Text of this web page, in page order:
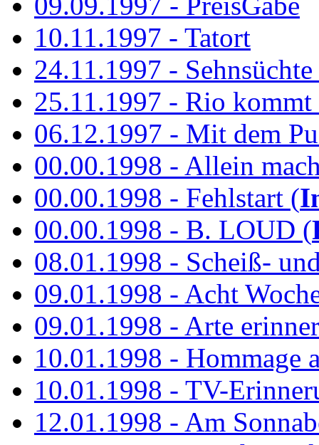
10.11.1997 - Tatort
24.11.1997 -
25.11.1997 - Rio kommt
06.12.1997 - Mit dem
00.00.1998 - Allein
00.00.1998 - Fehlstart (
00.00.1998 - B. LOUD (
08.01.1998 - Scheiß-
09.01.1998 - Acht
09.01.1998 - Arte
10.01.1998 - Hommage
10.01.1998 - TV-
12.01.1998 - Am